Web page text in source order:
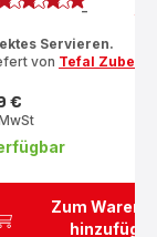
Zum
-
Servieren.
von Tefal
€